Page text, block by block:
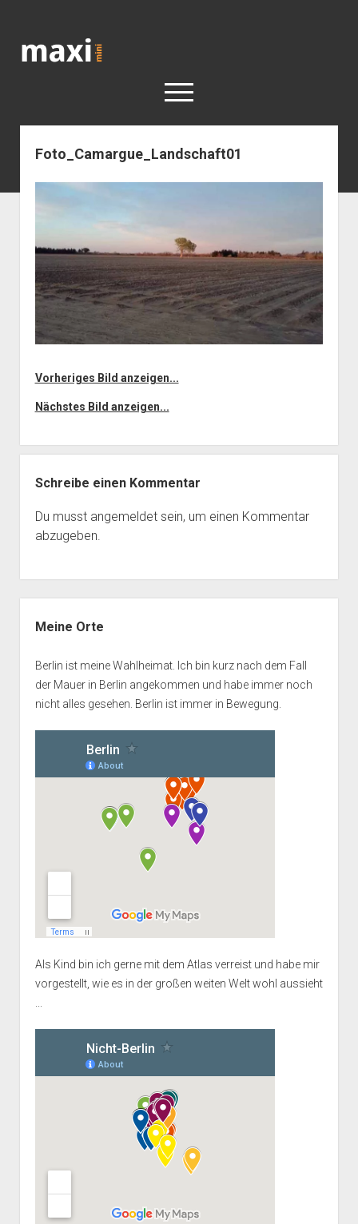
open
< work
Berlin
Geschichte
open
dropdown
menu
Geschichte der Stadt Berlin
Impressum
Foto_Camargue_Landschaft01
Vorheriges Bild anzeigen...
Nächstes Bild anzeigen...
Schreibe einen Kommentar
Du musst angemeldetsein, um einen Kommentar
abzugeben.
Meine Orte
Berlin ist meine Wahlheimat. Ich bin kurz nach dem Fall
der Mauer in Berlin angekommen und habe immer noch
nicht alles gesehen. Berlin ist immer in Bewegung.
Als Kind bin ich gerne mit dem Atlas verreist und habe mir
vorgestellt, wie es in der großen weiten Welt wohl aussieht